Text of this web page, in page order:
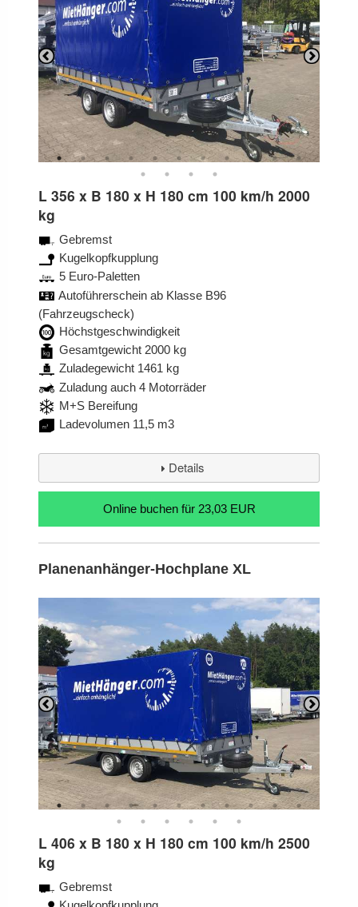
Previous
L 356 x B 180 x H 180 cm 100 km/h 2000
kg
Gebremst
Kugelkopfkupplung
5 Euro-Paletten
Autoführerschein ab Klasse B96
(Fahrzeugscheck)
Höchstgeschwindigkeit
Gesamtgewicht 2000 kg
Zuladegewicht 1461 kg
Zuladung auch 4 Motorräder
M+S Bereifung
Ladevolumen 11,5 m3
Details
für 23,03 EUR
Planenanhänger-Hochplane XL
Previous
L 406 x B 180 x H 180 cm 100 km/h 2500
kg
Gebremst